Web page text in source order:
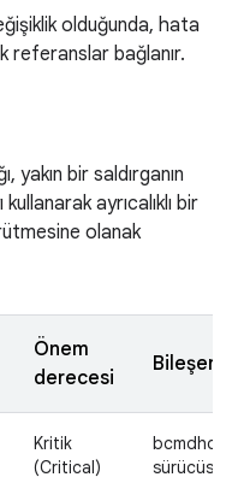
olduğunda, hata
referanslar bağlanır.
yakın bir saldırganın
ayrıcalıklı bir
olanak
Önem
derecesi
Bileşen
Kritik
(Critical)
bcmdhd
sürücüsü